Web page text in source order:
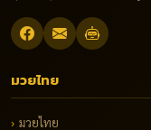
มวยไทย
› มวยไทย